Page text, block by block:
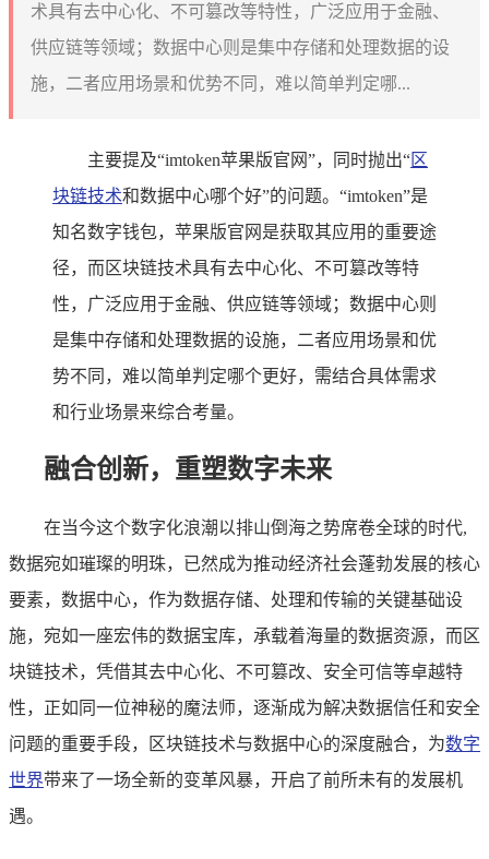
术具有去中心化、不可篡改等特性，广泛应用于金融、
供应链等领域；数据中心则是集中存储和处理数据的设
施，二者应用场景和优势不同，难以简单判定哪...
主要提及“imtoken苹果版官网”，同时抛出“区
块链技术和数据中心哪个好”的问题。“imtoken”是
知名数字钱包，苹果版官网是获取其应用的重要途
径，而区块链技术具有去中心化、不可篡改等特
性，广泛应用于金融、供应链等领域；数据中心则
是集中存储和处理数据的设施，二者应用场景和优
势不同，难以简单判定哪个更好，需结合具体需求
和行业场景来综合考量。
融合创新，重塑数字未来
在当今这个数字化浪潮以排山倒海之势席卷全球的时代,
数据宛如璀璨的明珠，已然成为推动经济社会蓬勃发展的核心
要素，数据中心，作为数据存储、处理和传输的关键基础设
施，宛如一座宏伟的数据宝库，承载着海量的数据资源，而区
块链技术，凭借其去中心化、不可篡改、安全可信等卓越特
性，正如同一位神秘的魔法师，逐渐成为解决数据信任和安全
问题的重要手段，区块链技术与数据中心的深度融合，为数字
世界带来了一场全新的变革风暴，开启了前所未有的发展机
遇。